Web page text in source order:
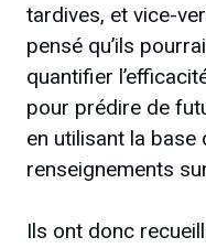
tardives, et vice-
pensé qu’ils
quantifier
pour prédire de
en utilisant la base
renseignements
Ils ont donc